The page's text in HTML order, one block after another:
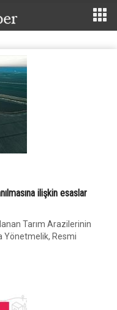
ilişkin esaslar
Tarım Arazilerinin
Yönetmelik, Resmi